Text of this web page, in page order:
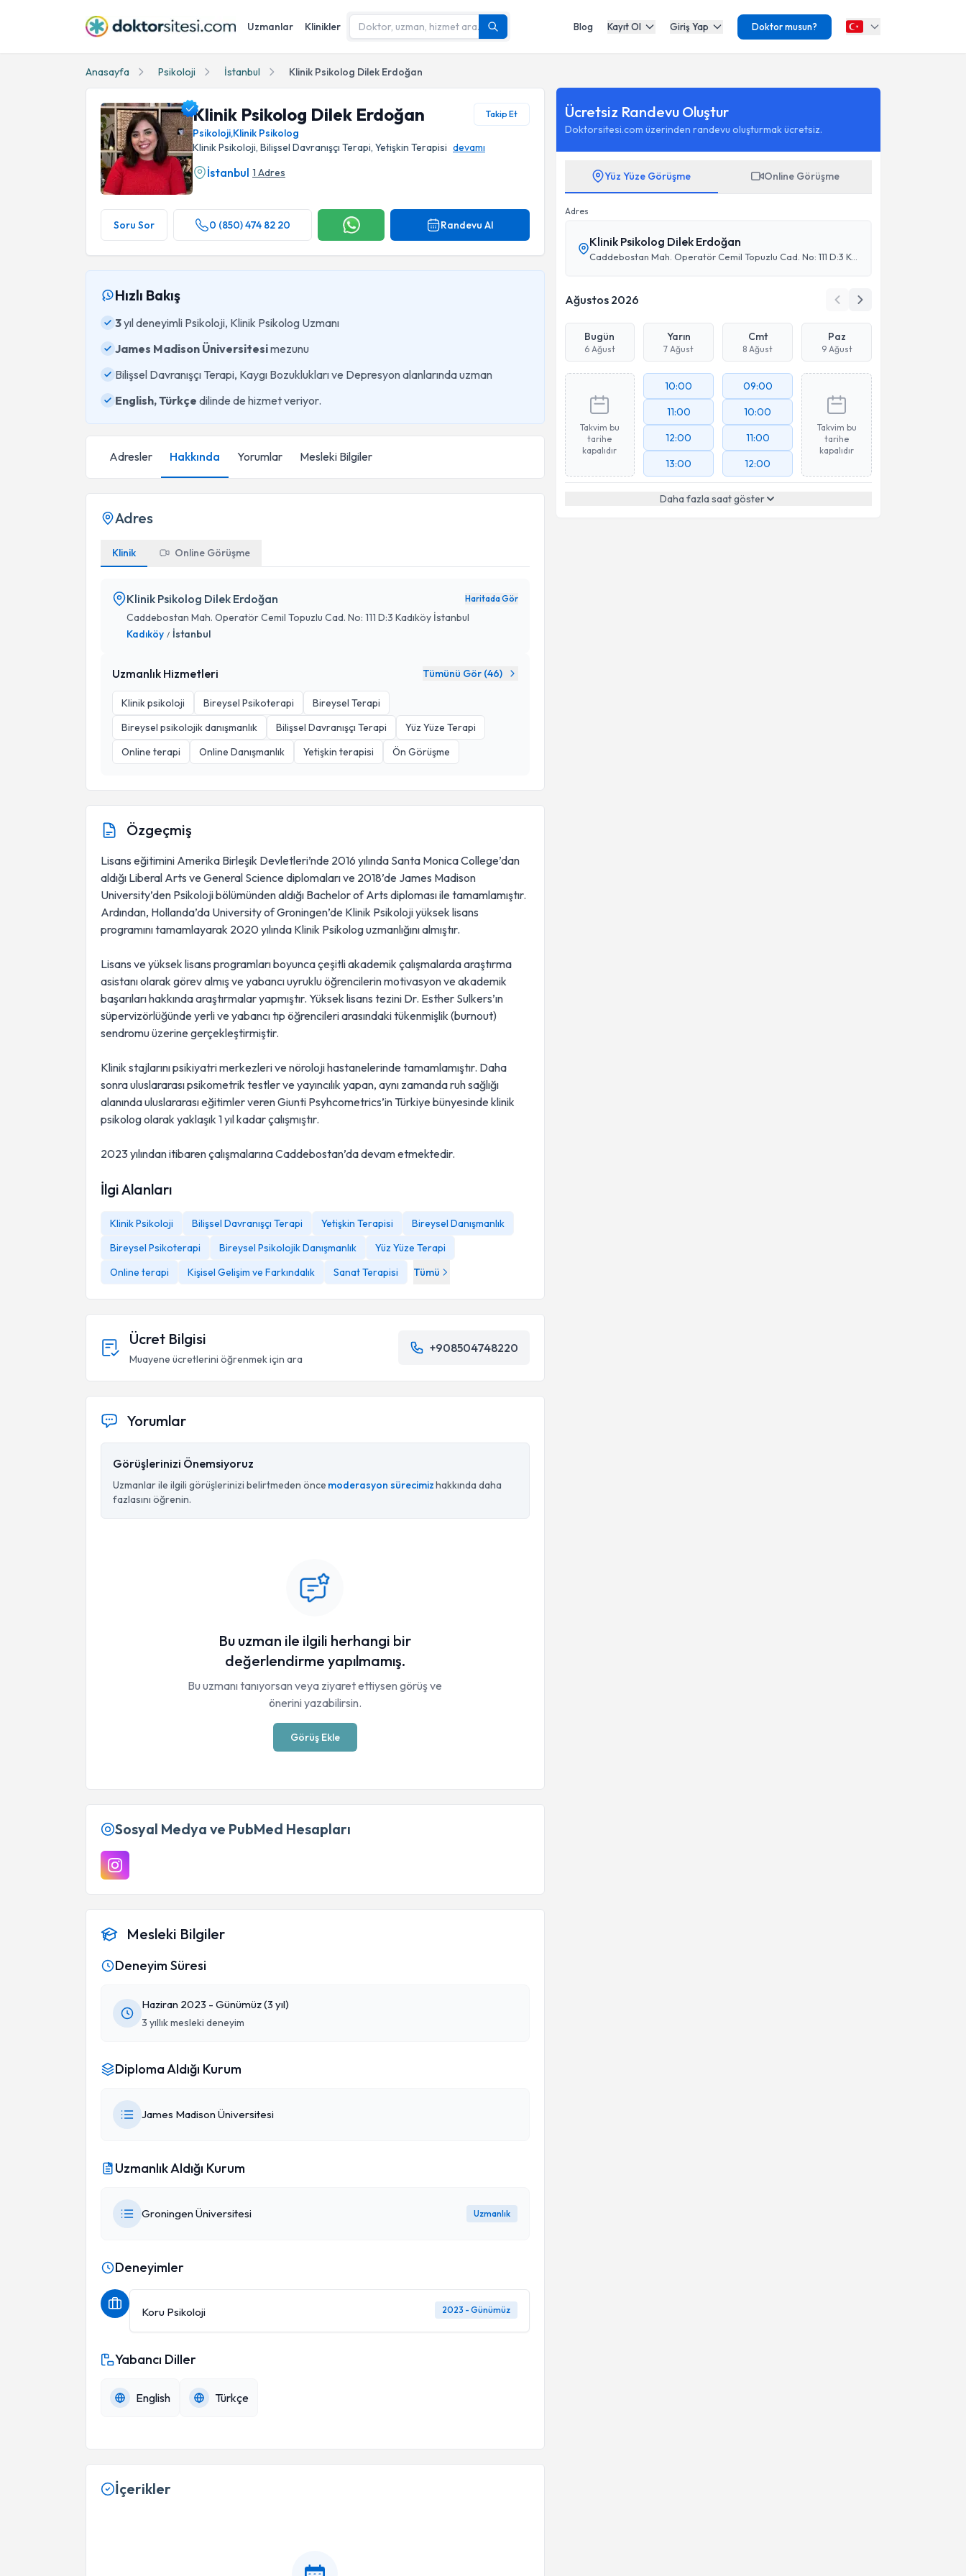
Uzmanlar Klinikler Blog Kayıt Ol Giriş Yap Doktor musun?
Anasayfa Psikoloji İstanbul Klinik Psikolog Dilek Erdoğan
Klinik Psikolog Dilek Erdoğan Takip Et
Psikoloji,Klinik Psikolog
Klinik Psikoloji, Bilişsel Davranışçı Terapi, Yetişkin Terapisi devamı
İstanbul 1 Adres
Soru Sor 0 (850) 474 82 20 Randevu Al
Hızlı Bakış
3yıl deneyimli Psikoloji, Klinik Psikolog Uzmanı
James Madison Üniversitesimezunu
Bilişsel Davranışçı Terapi, Kaygı Bozuklukları ve Depresyon alanlarında uzman
English, Türkçe dilinde de hizmet veriyor.
Adresler Hakkında Yorumlar Mesleki Bilgiler
Adres
Klinik Online Görüşme
Klinik Psikolog Dilek Erdoğan Haritada Gör
Caddebostan Mah. Operatör Cemil Topuzlu Cad. No: 111 D:3 Kadıköy İstanbul
Kadıköy / İstanbul
Uzmanlık Hizmetleri Tümünü Gör (46)
Klinik psikoloji Bireysel Psikoterapi
Bireysel Terapi
Bireysel psikolojik danışmanlık
Bilişsel Davranışçı Terapi
Yüz Yüze Terapi
Online terapi
Online Danışmanlık Yetişkin terapisi Ön Görüşme
Özgeçmiş
Lisans eğitimini Amerika Birleşik Devletleri’nde 2016 yılında Santa Monica College’dan
aldığı Liberal Arts ve General Science diplomaları ve 2018’de James Madison
University’den Psikoloji bölümünden aldığı Bachelor of Arts diploması ile tamamlamıştır.
Ardından, Hollanda’da University of Groningen’de Klinik Psikoloji yüksek lisans
programını tamamlayarak 2020 yılında Klinik Psikolog uzmanlığını almıştır.
Lisans ve yüksek lisans programları boyunca çeşitli akademik çalışmalarda araştırma
asistanı olarak görev almış ve yabancı uyruklu öğrencilerin motivasyon ve akademik
başarıları hakkında araştırmalar yapmıştır. Yüksek lisans tezini Dr. Esther Sulkers’ın
süpervizörlüğünde yerli ve yabancı tıp öğrencileri arasındaki tükenmişlik (burnout)
sendromu üzerine gerçekleştirmiştir.
Klinik stajlarını psikiyatri merkezleri ve nöroloji hastanelerinde tamamlamıştır. Daha
sonra uluslararası psikometrik testler ve yayıncılık yapan, aynı zamanda ruh sağlığı
alanında uluslararası eğitimler veren Giunti Psyhcometrics’in Türkiye bünyesinde klinik
psikolog olarak yaklaşık 1 yıl kadar çalışmıştır.
2023 yılından itibaren çalışmalarına Caddebostan’da devam etmektedir.
İlgi Alanları
Klinik Psikoloji Bilişsel Davranışçı Terapi Yetişkin Terapisi
Bireysel Danışmanlık
Bireysel Psikoterapi
Bireysel Psikolojik Danışmanlık
Yüz Yüze Terapi
Online terapi
Kişisel Gelişim ve Farkındalık Sanat Terapisi Tümü
Ücret Bilgisi
Muayene ücretlerini öğrenmek için ara
+908504748220
Yorumlar
Görüşlerinizi Önemsiyoruz
Uzmanlar ile ilgili görüşlerinizi belirtmeden önce moderasyon sürecimizhakkında daha
fazlasını öğrenin.
Bu uzman ile ilgili herhangi bir
değerlendirme yapılmamış.
Bu uzmanı tanıyorsan veya ziyaret ettiysen görüş ve
önerini yazabilirsin.
Görüş Ekle
Sosyal Medya ve PubMed Hesapları
Mesleki Bilgiler
Deneyim Süresi
Haziran 2023 - Günümüz (3 yıl)
3 yıllık mesleki deneyim
Diploma Aldığı Kurum
James Madison Üniversitesi
Uzmanlık Aldığı Kurum
Groningen Üniversitesi Uzmanlık
Deneyimler
Koru Psikoloji 2023 - Günümüz
Yabancı Diller
English Türkçe
İçerikler
Ücretsiz Randevu Oluştur
Doktorsitesi.com üzerinden randevu oluşturmak ücretsiz.
Yüz Yüze Görüşme Online Görüşme
Adres
Klinik Psikolog Dilek Erdoğan
Caddebostan Mah. Operatör Cemil Topuzlu Cad. No: 111 D:3 Kadıköy İstanbul
Ağustos 2026
Bugün
6 Ağust
Yarın
7 Ağust
Cmt
8 Ağust
Paz
9 Ağust
Takvim bu
tarihe
kapalıdır
10:00
11:00
12:00
13:00
09:00
10:00
11:00
12:00
Takvim bu
tarihe
kapalıdır
Daha fazla saat göster